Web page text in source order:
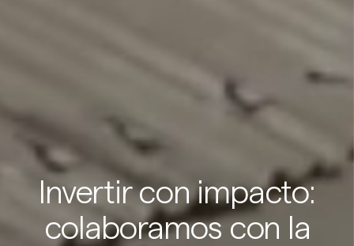
Invertir con impacto:
colaboramos con la